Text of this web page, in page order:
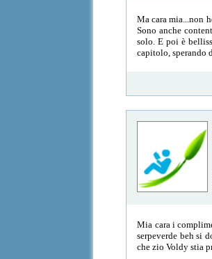
Ma cara mia...non
Sono anche
solo. E poi è
capitolo, sperando
Mia cara i
serpeverde beh si
che zio Voldy stia